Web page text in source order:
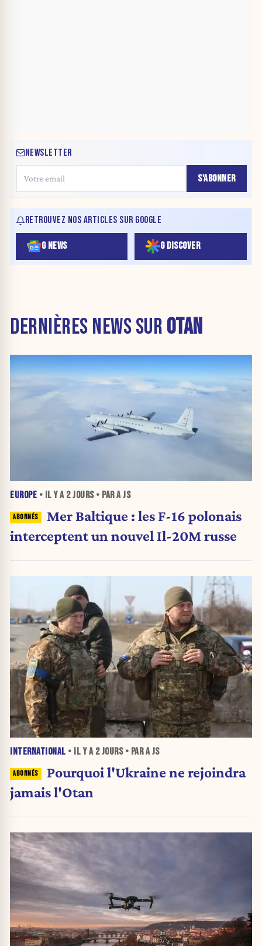
NEWSLETTER
S'ABONNER
RETROUVEZ NOS ARTICLES SUR GOOGLE
G NEWS G DISCOVER
DERNIÈRES NEWS SUR OTAN
EUROPE • IL Y A 2 JOURS• PAR A JS
Mer Baltique : les F-16 polonais
interceptent un nouvel Il-20M russe
INTERNATIONAL • IL Y A 2 JOURS• PAR A JS
Pourquoi l'Ukraine ne rejoindra
jamais l'Otan